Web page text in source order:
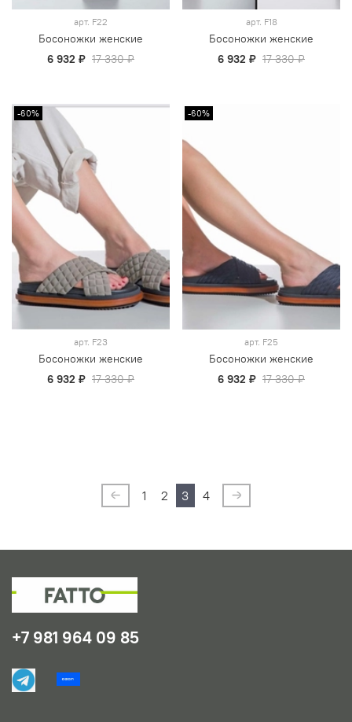
арт. F22
Босоножки женские
6 932 ₽ 17 330 ₽
арт. F18
Босоножки женские
6 932 ₽ 17 330 ₽
-60%
арт. F23
Босоножки женские
6 932 ₽ 17 330 ₽
-60%
арт. F25
Босоножки женские
6 932 ₽ 17 330 ₽
1 2 3 4
+7 981 964 09 85